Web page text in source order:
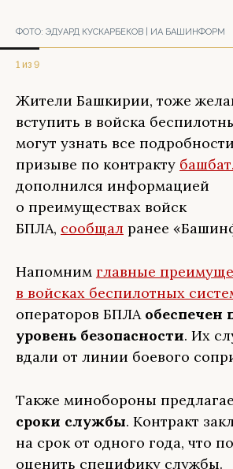
ФОТО: ЭДУАРД КУСКАРБЕКОВ | ИА БАШИНФОРМ
1 из 9
Жители Башкирии, тоже
вступить в войска
могут узнать все
призыве по контракту
дополнился информацией
о преимуществах войск
БПЛА, сообщал ранее
Напомним главные
в войсках беспилотных
операторов БПЛА
уровень безопасности. Их
вдали от линии боевого
Также минобороны
сроки службы. Контракт
на срок от одного года, что
оценить специфику службы.